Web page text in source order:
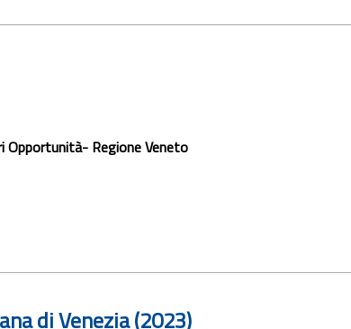
Opportunità- Regione Veneto
di Venezia (2023)